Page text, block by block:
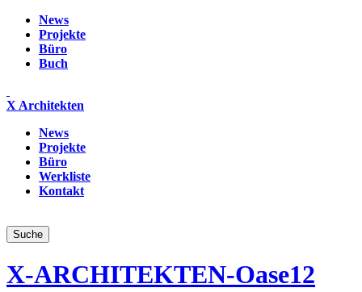
News
Projekte
Büro
Buch
X Architekten
News
Projekte
Büro
Werkliste
Kontakt
X-ARCHITEKTEN-Oase12